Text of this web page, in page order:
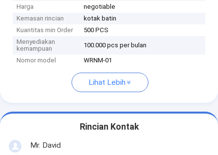
Harga
negotiable
Kemasan rincian
kotak batin
Kuantitas min Order
500 PCS
Menyediakan
kemampuan
100.000 pcs per bulan
Nomor model WRNM-01
Lihat Lebih
Rincian Kontak
Mr. David